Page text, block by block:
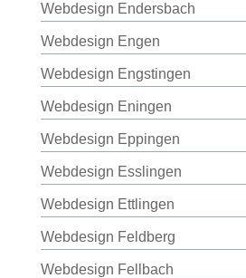
Webdesign Endersbach
Webdesign Engen
Webdesign Engstingen
Webdesign Eningen
Webdesign Eppingen
Webdesign Esslingen
Webdesign Ettlingen
Webdesign Feldberg
Webdesign Fellbach